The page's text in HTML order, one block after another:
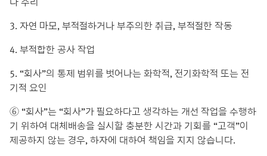
3. 자연 마모, 부적절하거나 부주의한 취급, 부적절한 작동
4. 부적합한 공사 작업
5. “회사”의 통제 범위를 벗어나는 화학적, 전기화학적 또는 전
기적 요인
⑥ “회사”는 “회사”가 필요하다고 생각하는 개선 작업을 수행하
기 위하여 대체배송을 실시할 충분한 시간과 기회를 “고객”이
제공하지 않는 경우, 하자에 대하여 책임을 지지 않습니다.